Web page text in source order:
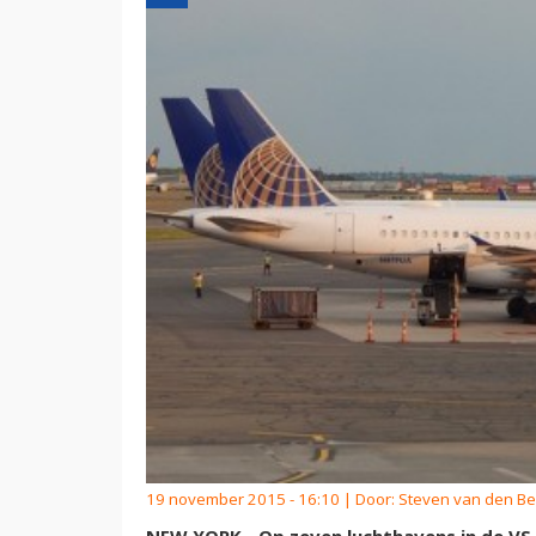
19 november 2015 - 16:10 | Door: Steven van den